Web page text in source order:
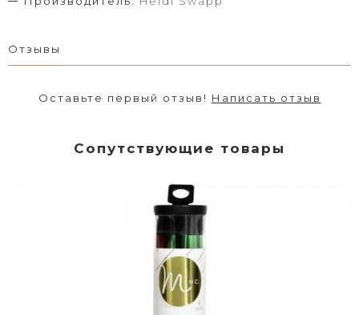
Отзывы
Оставьте первый отзыв! Написать отзыв
Сопутствующие товары